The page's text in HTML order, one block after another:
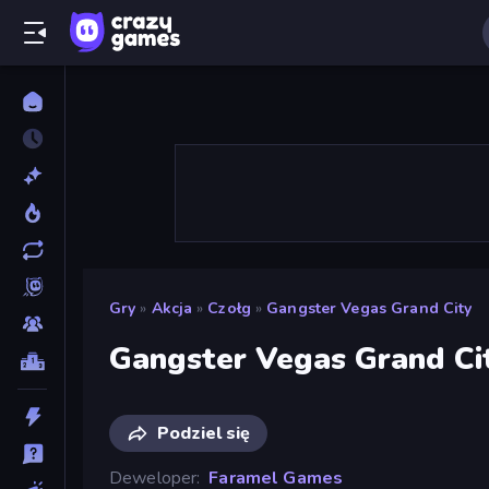
Gry » Akcja » Czołg » Gangster Vegas Grand City
Gangster Vegas Grand
Podziel się
Deweloper Faramel Games